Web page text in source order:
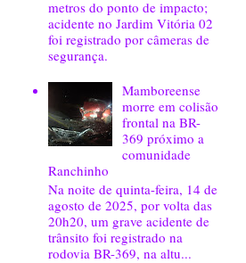
metros do ponto de impacto;
acidente no Jardim Vitória 02
foi registrado por câmeras de
segurança.
Mamboreense
morre em colisão
frontal na BR-
369 próximo a
comunidade
Ranchinho
Na noite de quinta-feira, 14 de
agosto de 2025, por volta das
20h20, um grave acidente de
trânsito foi registrado na
rodovia BR-369, na altu...